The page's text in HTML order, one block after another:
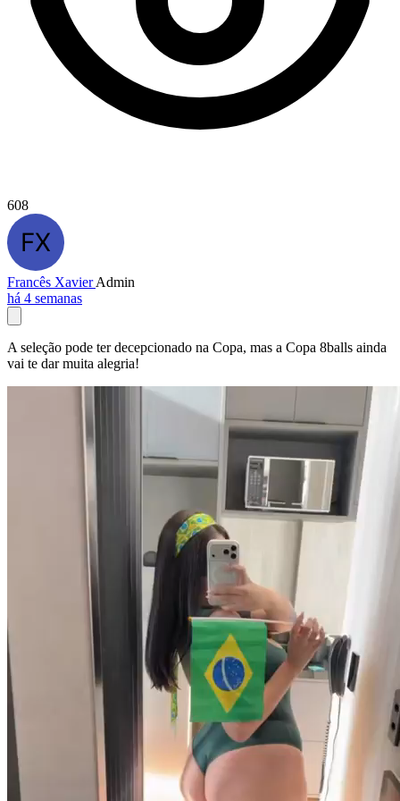
608
Francês XavierAdmin
há 4 semanas
A seleção pode ter decepcionado na Copa, mas a Copa 8balls ainda
vai te dar muita alegria!